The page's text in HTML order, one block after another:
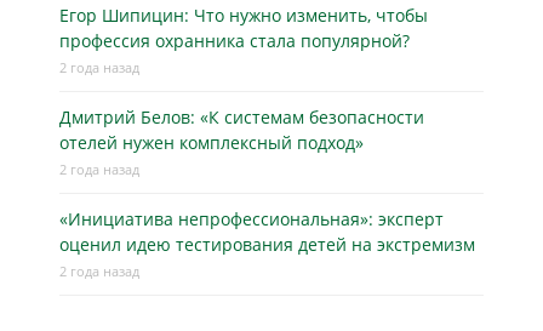
Егор Шипицин: Что нужно изменить, чтобы
профессия охранника стала популярной?
2 года назад
Дмитрий Белов: «К системам безопасности
отелей нужен комплексный подход»
2 года назад
«Инициатива непрофессиональная»: эксперт
оценил идею тестирования детей на экстремизм
2 года назад